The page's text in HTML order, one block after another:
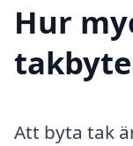
Hur
Att byta tak